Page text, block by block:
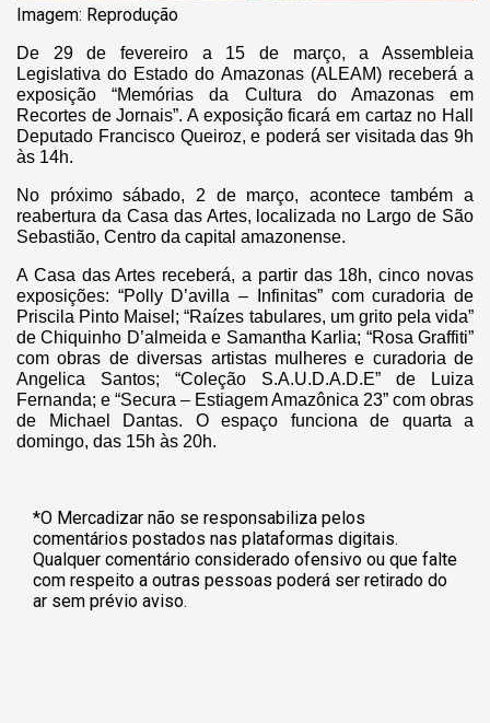
Imagem: Reprodução
De 29 de fevereiro a 15 de março, a Assembleia
Legislativa do Estado do Amazonas (ALEAM) receberá a
exposição “Memórias da Cultura do Amazonas em
Recortes de Jornais”. A exposição ficará em cartaz no Hall
Deputado Francisco Queiroz, e poderá ser visitada das 9h
às 14h.
No próximo sábado, 2 de março, acontece também a
reabertura da Casa das Artes, localizada no Largo de São
Sebastião, Centro da capital amazonense.
A Casa das Artes receberá, a partir das 18h, cinco novas
exposições: “Polly D’avilla – Infinitas” com curadoria de
Priscila Pinto Maisel; “Raízes tabulares, um grito pela vida”
de Chiquinho D’almeida e Samantha Karlia; “Rosa Graffiti”
com obras de diversas artistas mulheres e curadoria de
Angelica Santos; “Coleção S.A.U.D.A.D.E” de Luiza
Fernanda; e “Secura – Estiagem Amazônica 23” com obras
de Michael Dantas. O espaço funciona de quarta a
domingo, das 15h às 20h.
*O Mercadizar não se responsabiliza pelos
comentários postados nas plataformas digitais.
Qualquer comentário considerado ofensivo ou que falte
com respeito a outras pessoas poderá ser retirado do
ar sem prévio aviso.